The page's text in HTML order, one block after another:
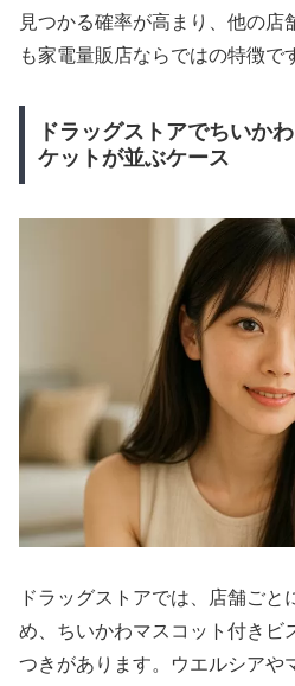
見つかる確率が高まり、他の店
も家電量販店ならではの特徴で
ドラッグストアでちいか
ケットが並ぶケース
ドラッグストアでは、店舗ごと
め、ちいかわマスコット付きビ
つきがあります。ウエルシアや